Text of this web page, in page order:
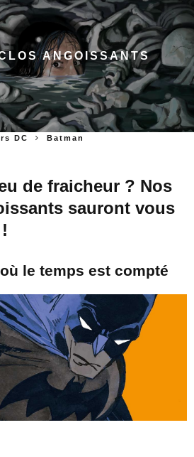
ANGOISSANTS
DC Batman
de fraicheur ? Nos
sauront vous
le temps est compté